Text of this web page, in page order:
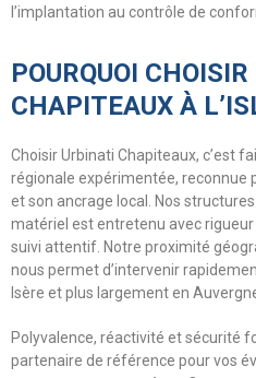
l’implantation au contrôle de
POURQUOI
CHAPITEAUX À
Choisir Urbinati Chapiteaux, c’est
régionale expérimentée, reconnue
et son ancrage local. Nos
matériel est entretenu avec
suivi attentif. Notre proximité
nous permet d’intervenir
Isère et plus largement en
Polyvalence, réactivité et sécurité
partenaire de référence pour vos